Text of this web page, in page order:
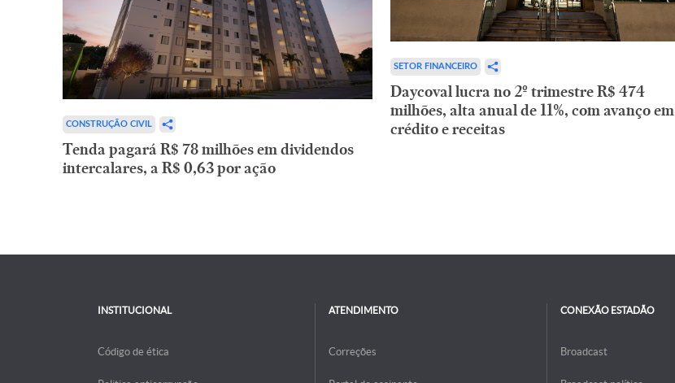
CONSTRUÇÃO CIVIL
Tenda pagará R$ 78 milhões em dividendos
intercalares, a R$ 0,63 por ação
SETOR FINANCEIRO
Daycoval lucra no 2º trimestre R$ 474
milhões, alta anual de 11%, com avanço em
crédito e receitas
INSTITUCIONAL
Código de ética
ATENDIMENTO
Correções
CONEXÃO ESTADÃO
Broadcast